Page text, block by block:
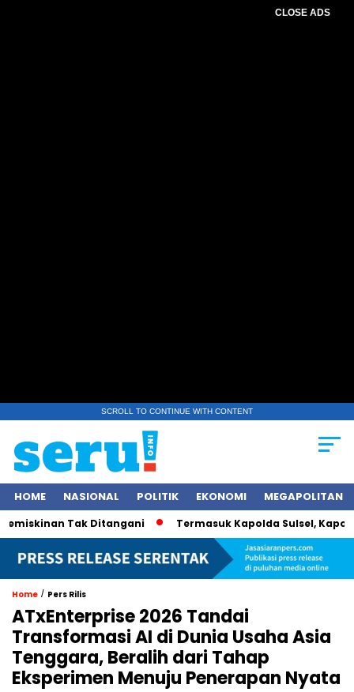
CLOSE ADS
SCROLL TO CONTINUE WITH CONTENT
HOME NASIONAL POLITIK EKONOMI MEGAPOLITAN
Tak Ditangani Termasuk Kapolda Sulsel, Kapolri
Home / Pers Rilis
ATxEnterprise 2026 Tandai
Transformasi AI di Dunia Usaha Asia
Tenggara, Beralih dari Tahap
Eksperimen Menuju Penerapan Nyata